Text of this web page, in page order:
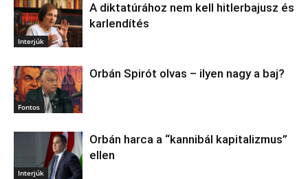
Interjúk
A diktatúrához nem kell hitlerbajusz és
karlendítés
Fontos
Orbán Spirót olvas – ilyen nagy a baj?
Interjúk
Orbán harca a “kannibál kapitalizmus”
ellen